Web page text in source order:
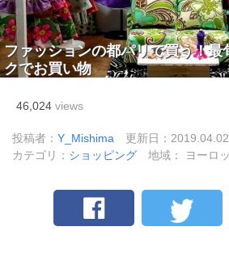
ファッションの都パリで買う！最
クでお買い物
46,024 views
投稿者： Y_Mishima
更新日：2019.04.02
カテゴリ： ショッピング 地域： ヨーロ